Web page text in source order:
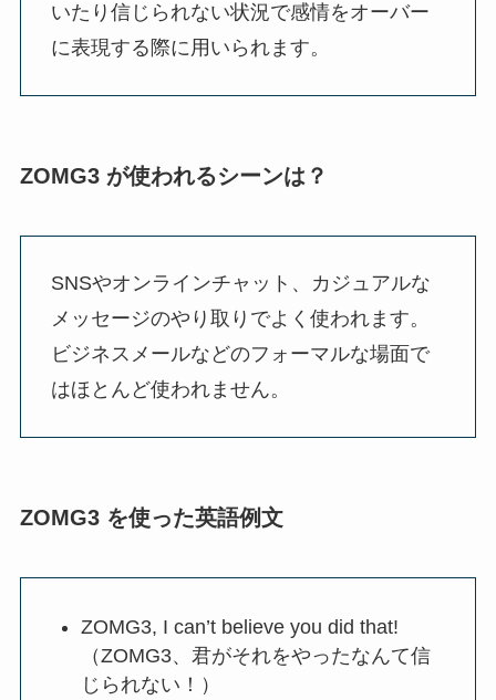
いたり信じられない状況で感情をオーバー
に表現する際に用いられます。
ZOMG3 が使われるシーンは？
SNSやオンラインチャット、カジュアルな
メッセージのやり取りでよく使われます。
ビジネスメールなどのフォーマルな場面で
はほとんど使われません。
ZOMG3 を使った英語例文
ZOMG3, I can’t believe you did that!
（ZOMG3、君がそれをやったなんて信
じられない！）